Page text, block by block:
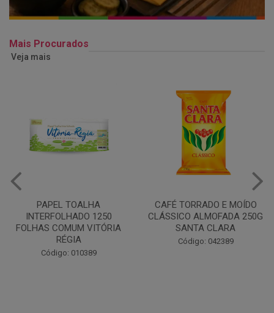
Mais Procurados
Veja mais
PAPEL TOALHA
INTERFOLHADO 1250
FOLHAS COMUM VITÓRIA
RÉGIA
Código: 010389
CAFÉ TORRADO E MOÍDO
CLÁSSICO ALMOFADA 250G
SANTA CLARA
Código: 042389